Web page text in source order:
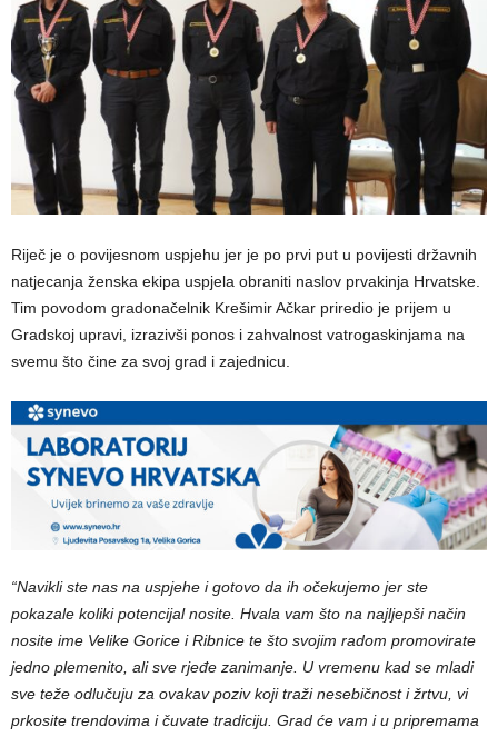
Riječ je o povijesnom uspjehu jer je po prvi put u povijesti državnih
natjecanja ženska ekipa uspjela obraniti naslov prvakinja Hrvatske.
Tim povodom gradonačelnik Krešimir Ačkar priredio je prijem u
Gradskoj upravi, izrazivši ponos i zahvalnost vatrogaskinjama na
svemu što čine za svoj grad i zajednicu.
“Navikli ste nas na uspjehe i gotovo da ih očekujemo jer ste
pokazale koliki potencijal nosite. Hvala vam što na najljepši način
nosite ime Velike Gorice i Ribnice te što svojim radom promovirate
jedno plemenito, ali sve rjeđe zanimanje. U vremenu kad se mladi
sve teže odlučuju za ovakav poziv koji traži nesebičnost i žrtvu, vi
prkosite trendovima i čuvate tradiciju. Grad će vam i u pripremama